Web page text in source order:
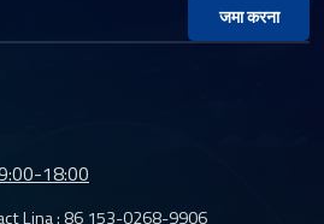
जमा करना
18:00
Lina : 86 153-0268-9906